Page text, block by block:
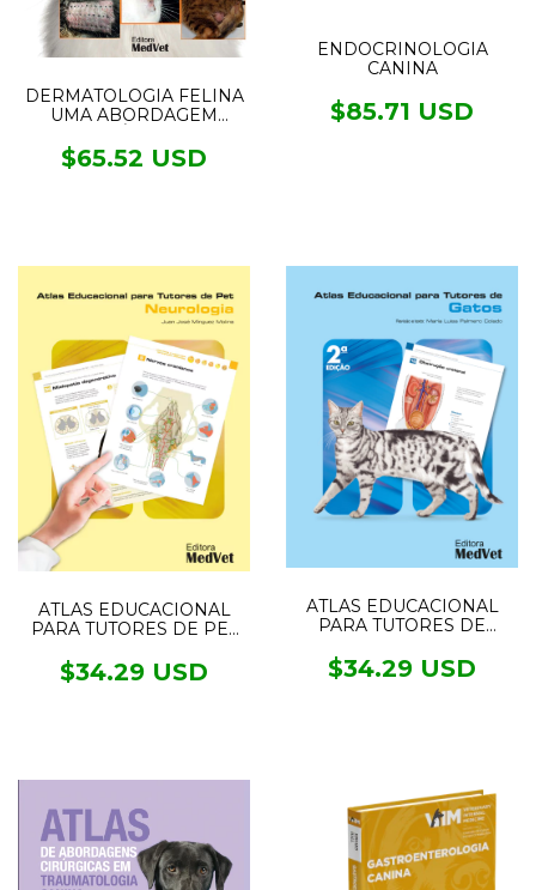
DERMATOLOGIA FELINA
UMA ABORDAGEM
$65.52 USD
ENDOCRINOLOGIA
CANINA
$85.71 USD
ATLAS EDUCACIONAL
PARA TUTORES DE PET
$34.29 USD
ATLAS EDUCACIONAL
PARA TUTORES DE
$34.29 USD